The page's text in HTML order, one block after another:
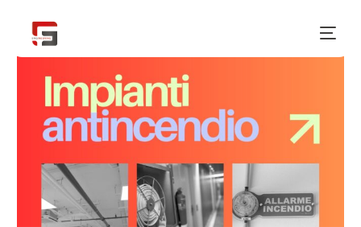
NUOVO